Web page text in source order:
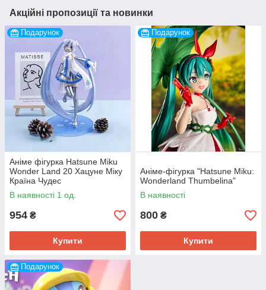
Акційні пропозиції та новинки
Подарунок
Аніме фігурка Hatsune Miku
Wonder Land 20 Хацуне Міку
Країна Чудес
В наявності 1 од.
954 ₴
Купити
Подарунок
Аніме-фігурка "Hatsune Miku:
Wonderland Thumbelina"
В наявності
800 ₴
Купити
Подарунок